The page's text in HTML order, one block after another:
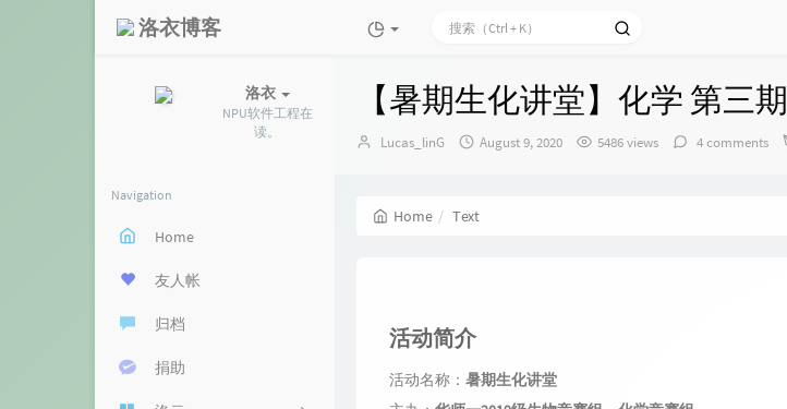
洛衣博客
洛衣
NPU软件工程在
读。
Navigation
Home
友人帐
归档
捐助
【暑期生化讲堂】化学 第三期
Author：
Lucas_linG
发
August 9, 2020 5486 views 4 comments
Home Text
活动简介
活动名称： 暑期生化讲堂